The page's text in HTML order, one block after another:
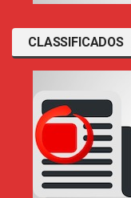
CLASSIFICADOS